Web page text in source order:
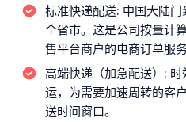
标准快递配送: 中国大陆门
个省市。这是公司按量计
售平台商户的电商订单服务
高端快递（加急配送）: 时
运，为需要加速周转的客
送时间窗口。